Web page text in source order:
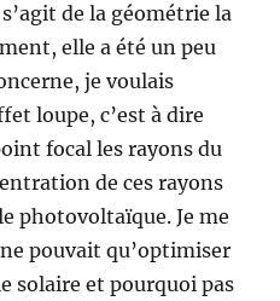
de la géométrie la
elle a été un peu
je voulais
loupe, c’est à dire
focal les rayons du
de ces rayons
photovoltaïque. Je me
pouvait qu’optimiser
solaire et pourquoi pas